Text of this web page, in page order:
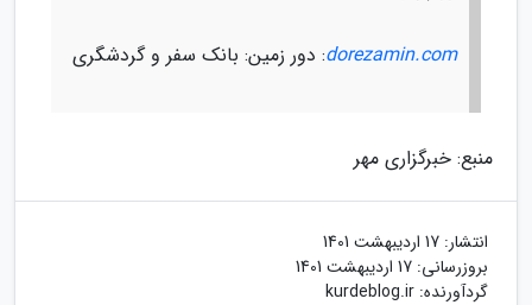
dorezamin.com: دور زمین: بانک سفر و گردشگری
منبع: خبرگزاری مهر
انتشار: 17 اردیبهشت 1401
بروزرسانی: 17 اردیبهشت 1401
گردآورنده: kurdeblog.ir